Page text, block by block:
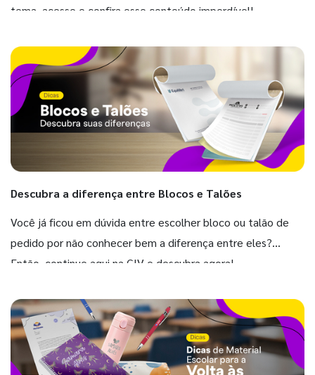
tema, acesse e confira esse conteúdo imperdível!
Descubra a diferença entre Blocos e Talões
Você já ficou em dúvida entre escolher bloco ou talão de
pedido por não conhecer bem a diferença entre eles?
Então, continue aqui na GIV e descubra agora!